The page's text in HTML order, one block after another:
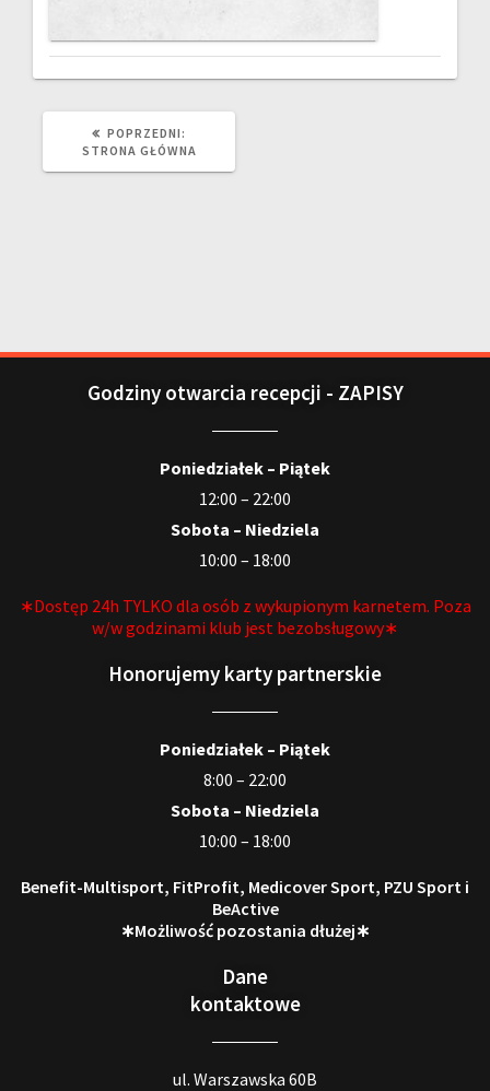
POPRZEDNI:
STRONA GŁÓWNA
Godziny otwarcia recepcji - ZAPISY
Poniedziałek – Piątek
12:00 – 22:00
Sobota – Niedziela
10:00 – 18:00
∗Dostęp 24h TYLKO dla osób z wykupionym karnetem. Poza
w/w godzinami klub jest bezobsługowy∗
Honorujemy karty partnerskie
Poniedziałek – Piątek
8:00 – 22:00
Sobota – Niedziela
10:00 – 18:00
Benefit-Multisport, FitProfit, Medicover Sport, PZU Sport i
BeActive
∗Możliwość pozostania dłużej∗
Dane
kontaktowe
ul. Warszawska 60B